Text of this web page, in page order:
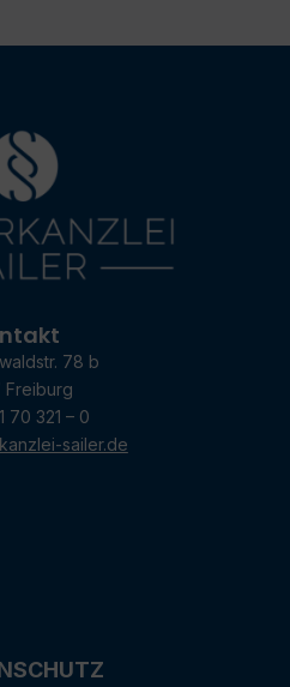
78 b
Freiburg
70 321 – 0
sailer.de